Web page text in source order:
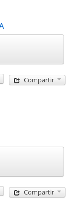
Compartir
Compartir